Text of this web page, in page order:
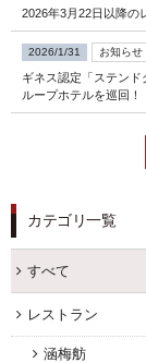
2026年3月22日以降の
2026/1/31 お知らせ
ギネス認定「ステン
ループホテルを巡回！
カテゴリ一覧
すべて
レストラン
涵梅舫